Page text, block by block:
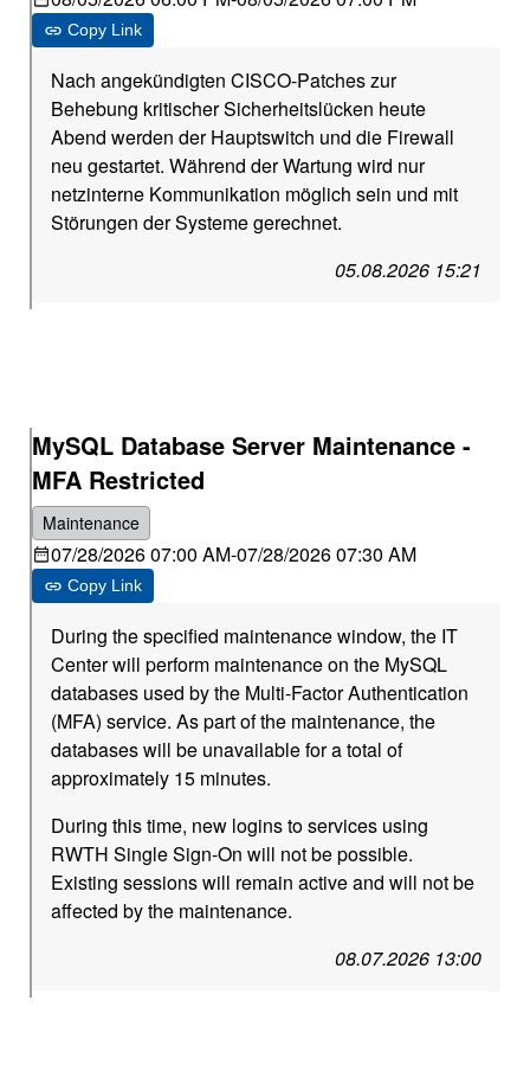
Copy Link
Nach angekündigten CISCO-Patches zur
Behebung kritischer Sicherheitslücken heute
Abend werden der Hauptswitch und die Firewall
neu gestartet. Während der Wartung wird nur
netzinterne Kommunikation möglich sein und mit
Störungen der Systeme gerechnet.
05.08.2026 15:21
MySQL Database Server Maintenance -
MFA Restricted
Maintenance
07/28/2026 07:00 AM-07/28/2026 07:30 AM
Copy Link
During the specified maintenance window, the IT
Center will perform maintenance on the MySQL
databases used by the Multi-Factor Authentication
(MFA) service. As part of the maintenance, the
databases will be unavailable for a total of
approximately 15 minutes.
During this time, new logins to services using
RWTH Single Sign-On will not be possible.
Existing sessions will remain active and will not be
affected by the maintenance.
08.07.2026 13:00